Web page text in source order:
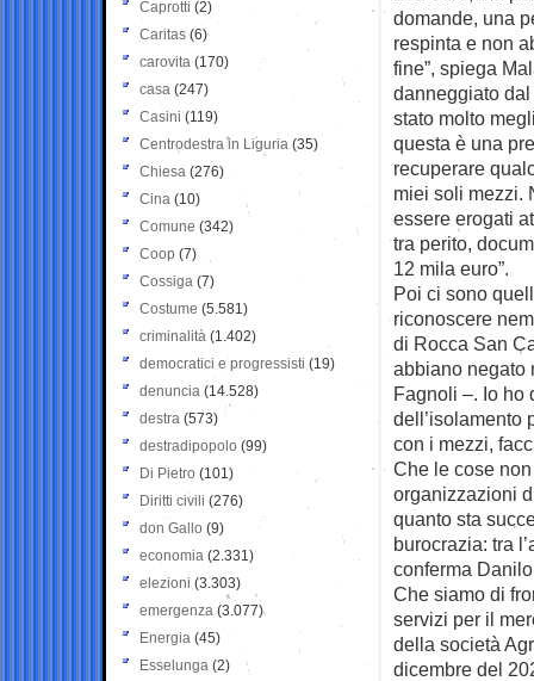
domande, una
respinta e non
fine”, spiega
danneggiato
stato molto
questa è una
recuperare
miei soli mezzi.
essere erogati
tra perito,
12 mila euro”.
Poi ci sono
riconoscere
di Rocca San
abbiano negato
Fagnoli –. Io ho
dell’isolamento
con i mezzi,
Che le cose
organizzazioni
quanto sta
burocrazia: tra
conferma
Che siamo di
servizi per il
della società
dicembre del
Caprotti (2)
Caritas (6)
carovita (170)
casa (247)
Casini (119)
Centrodestra in Liguria (35)
Chiesa (276)
Cina (10)
Comune (342)
Coop (7)
Cossiga (7)
Costume (5.581)
criminalità (1.402)
democratici e progressisti (19)
denuncia (14.528)
destra (573)
destradipopolo (99)
Di Pietro (101)
Diritti civili (276)
don Gallo (9)
economia (2.331)
elezioni (3.303)
emergenza (3.077)
Energia (45)
Esselunga (2)